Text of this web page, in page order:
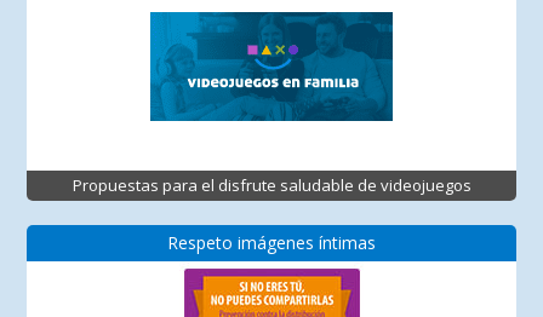
Propuestas para el disfrute saludable de videojuegos
Respeto imágenes íntimas